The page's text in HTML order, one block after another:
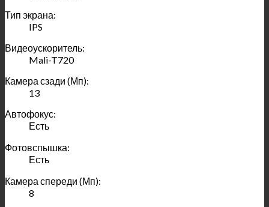
Тип экрана:
IPS
Видеоускоритель:
Mali-T720
Камера сзади (Мп):
13
Автофокус:
Есть
Фотовспышка:
Есть
Камера спереди (Мп):
8